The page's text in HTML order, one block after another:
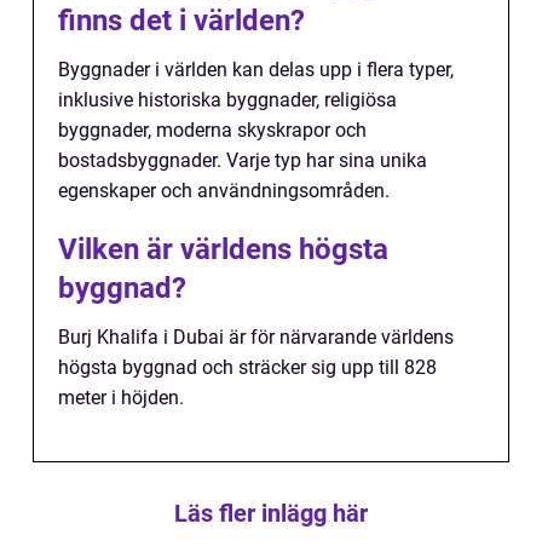
finns det i världen?
Byggnader i världen kan delas upp i flera typer,
inklusive historiska byggnader, religiösa
byggnader, moderna skyskrapor och
bostadsbyggnader. Varje typ har sina unika
egenskaper och användningsområden.
Vilken är världens högsta
byggnad?
Burj Khalifa i Dubai är för närvarande världens
högsta byggnad och sträcker sig upp till 828
meter i höjden.
Läs fler inlägg här